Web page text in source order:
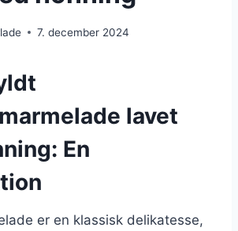
7. december 2024
lavet
En
er en klassisk delikatesse,